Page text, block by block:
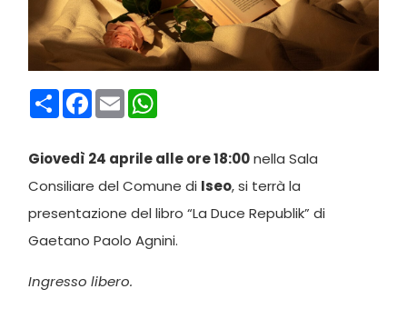
CondividiFacebook
Email
Giovedì 24 aprile alle ore 18:00nella Sala
Consiliare del Comune di Iseo, si terrà la
presentazione del libro “La Duce Republik” di
Gaetano Paolo Agnini.
Ingresso libero.